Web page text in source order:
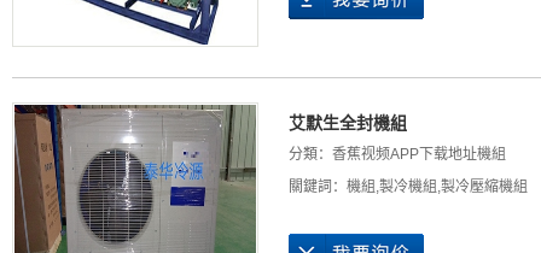
艾默生全封機組
分類： 香蕉视频APP下载地址機組
關鍵詞： 機組 ,製冷機組 ,製冷壓縮機組